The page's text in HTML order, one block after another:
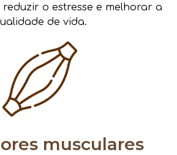
o estresse e melhorar a
de vida.
musculares